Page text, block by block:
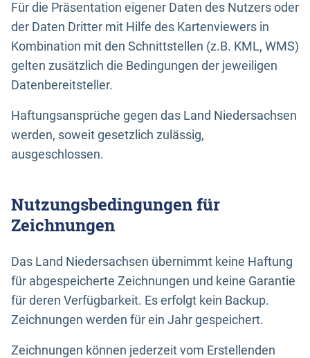
Für die Präsentation eigener Daten des Nutzers oder
der Daten Dritter mit Hilfe des Kartenviewers in
Kombination mit den Schnittstellen (z.B. KML, WMS)
gelten zusätzlich die Bedingungen der jeweiligen
Datenbereitsteller.
Haftungsansprüche gegen das Land Niedersachsen
werden, soweit gesetzlich zulässig,
ausgeschlossen.
Nutzungsbedingungen für
Zeichnungen
Das Land Niedersachsen übernimmt keine Haftung
für abgespeicherte Zeichnungen und keine Garantie
für deren Verfügbarkeit. Es erfolgt kein Backup.
Zeichnungen werden für ein Jahr gespeichert.
Zeichnungen können jederzeit vom Erstellenden